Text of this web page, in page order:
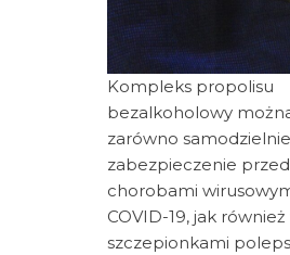
Kompleks propolisu
bezalkoholowy
zarówno
zabezpieczenie przed
chorobami
COVID-19, jak
szczepionkami